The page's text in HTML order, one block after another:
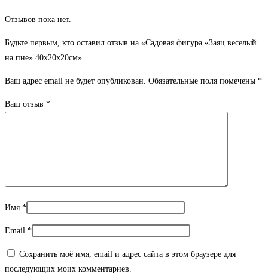
Отзывов пока нет.
Будьте первым, кто оставил отзыв на «Садовая фигура «Заяц веселый
на пне» 40х20х20см»
Ваш адрес email не будет опубликован. Обязательные поля помечены *
Ваш отзыв *
Имя *
Email *
Сохранить моё имя, email и адрес сайта в этом браузере для
последующих моих комментариев.